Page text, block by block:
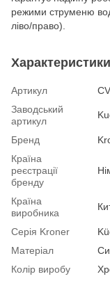
режими струменю
ліво/право).
Характеристики
Артикул
Заводський
артикул
Бренд
Країна
реєстрації
бренду
Країна
виробника
Серія Kroner
Матеріал
Колір виробу